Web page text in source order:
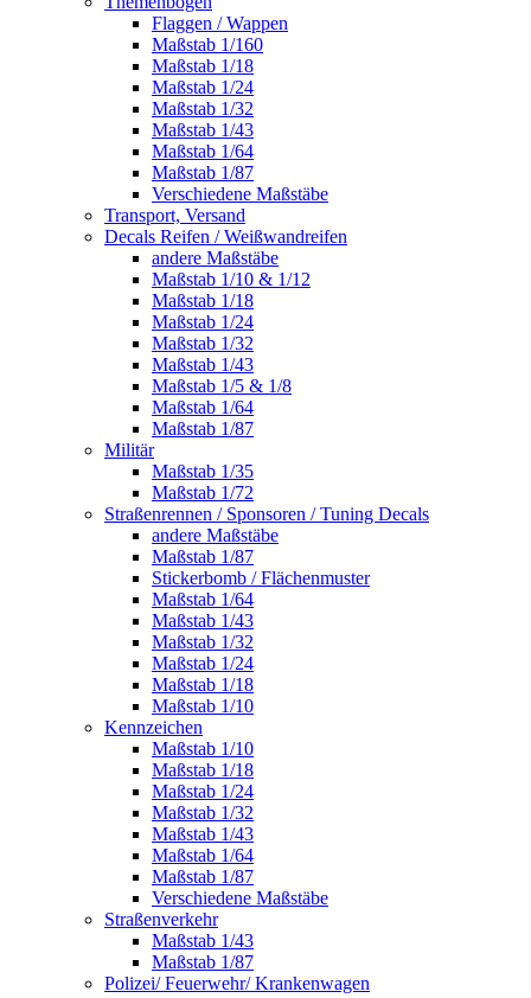
Flaggen / Wappen
Maßstab 1/160
Maßstab 1/18
Maßstab 1/24
Maßstab 1/32
Maßstab 1/43
Maßstab 1/64
Maßstab 1/87
Verschiedene Maßstäbe
Transport, Versand
Decals Reifen / Weißwandreifen
andere Maßstäbe
Maßstab 1/10 & 1/12
Maßstab 1/18
Maßstab 1/24
Maßstab 1/32
Maßstab 1/43
Maßstab 1/5 & 1/8
Maßstab 1/64
Maßstab 1/87
Militär
Maßstab 1/35
Maßstab 1/72
Straßenrennen / Sponsoren / Tuning Decals
andere Maßstäbe
Maßstab 1/87
Stickerbomb / Flächenmuster
Maßstab 1/64
Maßstab 1/43
Maßstab 1/32
Maßstab 1/24
Maßstab 1/18
Maßstab 1/10
Kennzeichen
Maßstab 1/10
Maßstab 1/18
Maßstab 1/24
Maßstab 1/32
Maßstab 1/43
Maßstab 1/64
Maßstab 1/87
Verschiedene Maßstäbe
Straßenverkehr
Maßstab 1/43
Maßstab 1/87
Polizei/ Feuerwehr/ Krankenwagen